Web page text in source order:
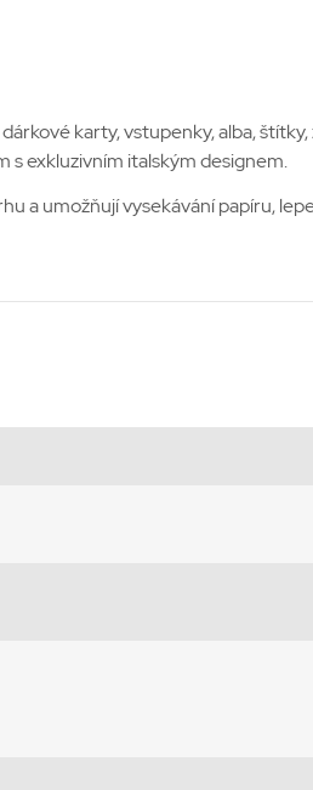
karty, vstupenky, alba,
exkluzivním italským designem.
a umožňují vysekávání papíru,